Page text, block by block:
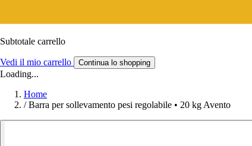
Subtotale carrello
Vedi il mio carrello Continua lo shopping
Loading...
Home
/ Barra per sollevamento pesi regolabile • 20 kg Avento